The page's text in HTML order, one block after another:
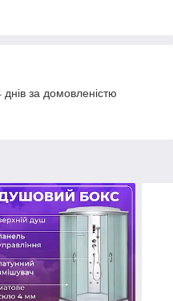
за домовленістю